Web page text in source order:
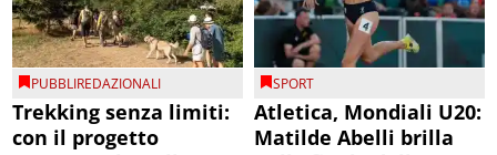
PUBBLIREDAZIONALI
Trekking senza limiti:
con il progetto
SPORT
Atletica, Mondiali U20:
Matilde Abelli brilla